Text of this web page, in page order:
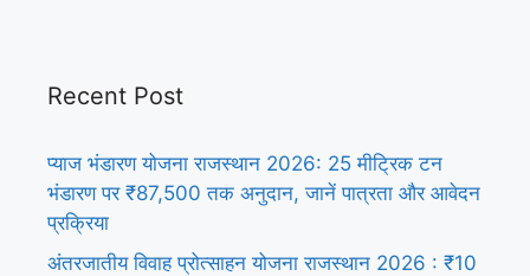
Recent Post
प्याज भंडारण योजना राजस्थान 2026: 25 मीट्रिक टन
भंडारण पर ₹87,500 तक अनुदान, जानें पात्रता और आवेदन
प्रक्रिया
अंतरजातीय विवाह प्रोत्साहन योजना राजस्थान 2026 : ₹10